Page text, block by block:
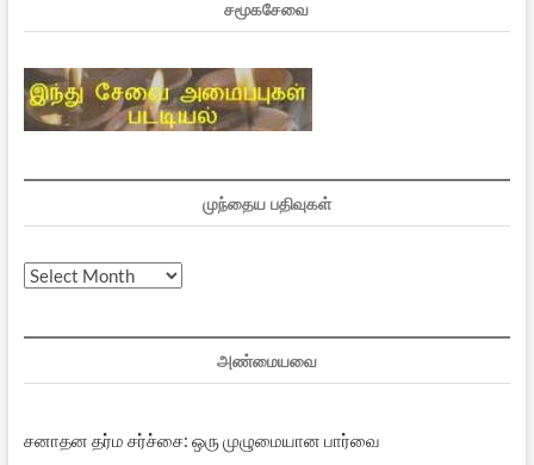
சமூகசேவை
முந்தைய பதிவுகள்
முந்தைய
அண்மையவை
சனாதன தர்ம சர்ச்சை: ஒரு முழுமையான பார்வை